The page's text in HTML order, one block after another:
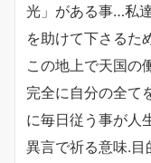
光」がある事…私
を助けて下さるた
この地上で天国の
完全に自分の全て
に毎日従う事が人
異言で祈る意味.